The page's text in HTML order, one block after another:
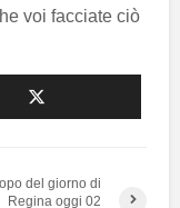
voi facciate ciò
del giorno di
Regina oggi 02